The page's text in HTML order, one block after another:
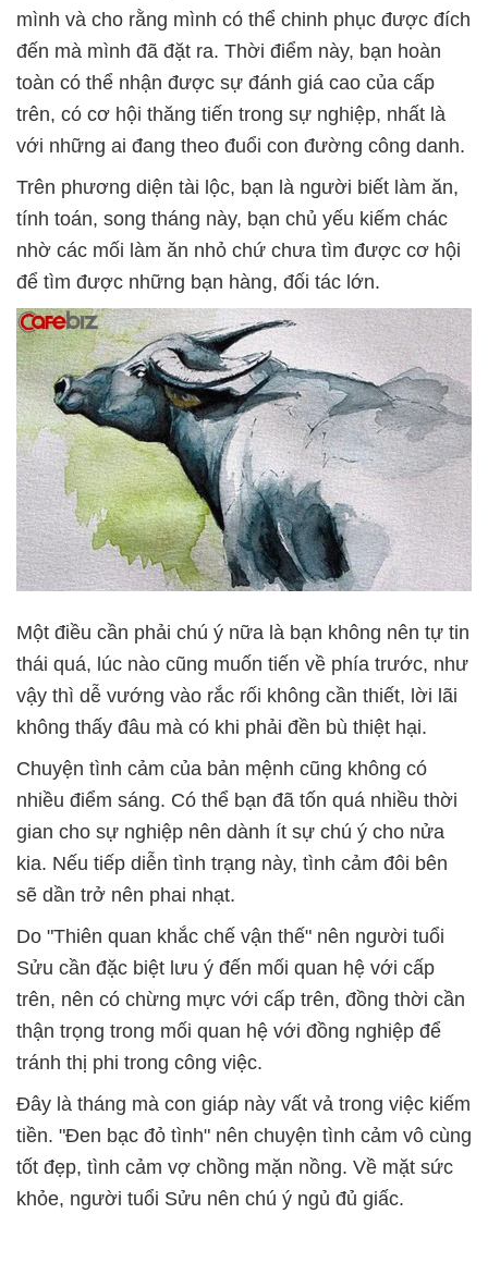
mình và cho rằng mình có thể chinh phục được đích
đến mà mình đã đặt ra. Thời điểm này, bạn hoàn
toàn có thể nhận được sự đánh giá cao của cấp
trên, có cơ hội thăng tiến trong sự nghiệp, nhất là
với những ai đang theo đuổi con đường công danh.
Trên phương diện tài lộc, bạn là người biết làm ăn,
tính toán, song tháng này, bạn chủ yếu kiếm chác
nhờ các mối làm ăn nhỏ chứ chưa tìm được cơ hội
để tìm được những bạn hàng, đối tác lớn.
Một điều cần phải chú ý nữa là bạn không nên tự tin
thái quá, lúc nào cũng muốn tiến về phía trước, như
vậy thì dễ vướng vào rắc rối không cần thiết, lời lãi
không thấy đâu mà có khi phải đền bù thiệt hại.
Chuyện tình cảm của bản mệnh cũng không có
nhiều điểm sáng. Có thể bạn đã tốn quá nhiều thời
gian cho sự nghiệp nên dành ít sự chú ý cho nửa
kia. Nếu tiếp diễn tình trạng này, tình cảm đôi bên
sẽ dần trở nên phai nhạt.
Do "Thiên quan khắc chế vận thế" nên người tuổi
Sửu cần đặc biệt lưu ý đến mối quan hệ với cấp
trên, nên có chừng mực với cấp trên, đồng thời cần
thận trọng trong mối quan hệ với đồng nghiệp để
tránh thị phi trong công việc.
Đây là tháng mà con giáp này vất vả trong việc kiếm
tiền. "Đen bạc đỏ tình" nên chuyện tình cảm vô cùng
tốt đẹp, tình cảm vợ chồng mặn nồng. Về mặt sức
khỏe, người tuổi Sửu nên chú ý ngủ đủ giấc.